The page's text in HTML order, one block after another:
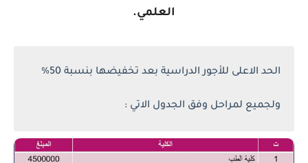
العلمي.
الحد الاعلى للأجور الدراسية بعد تخفيضها بنسبة 50%
ولجميع لمراحل وفق الجدول الاتي :